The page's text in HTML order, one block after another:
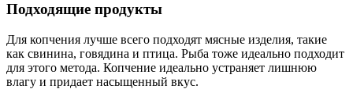
Подходящие продукты
Для копчения лучше всего подходят мясные изделия, такие
как свинина, говядина и птица. Рыба тоже идеально подходит
для этого метода. Копчение идеально устраняет лишнюю
влагу и придает насыщенный вкус.